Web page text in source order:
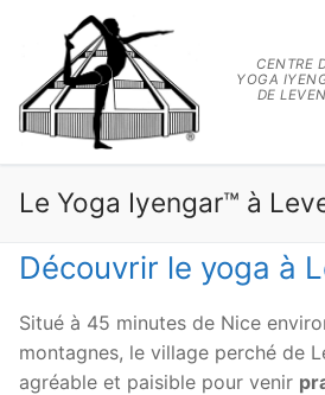
contenu
CENTRE
YOGA
DE
Le Yoga Iyengar™ à
Découvrir le yoga à
Situé à 45 minutes de Nice
montagnes, le village perché de
agréable et paisible pour venir